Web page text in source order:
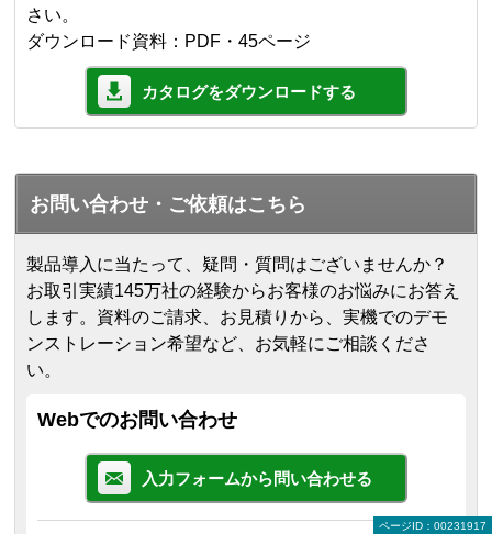
さい。
ダウンロード資料：PDF・45ページ
カタログをダウンロードする
お問い合わせ・ご依頼はこちら
製品導入に当たって、疑問・質問はございませんか？
お取引実績145万社の経験からお客様のお悩みにお答え
します。 資料のご請求、お見積りから、実機でのデモ
ンストレーション希望など、お気軽にご相談くださ
い。
Webでのお問い合わせ
入力フォームから問い合わせる
ページID：00231917